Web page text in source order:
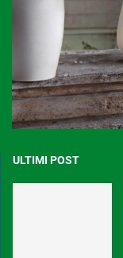
ULTIMI POST